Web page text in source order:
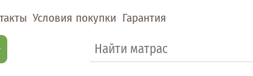
Условия покупки Гарантия
Форма поиска
Поиск